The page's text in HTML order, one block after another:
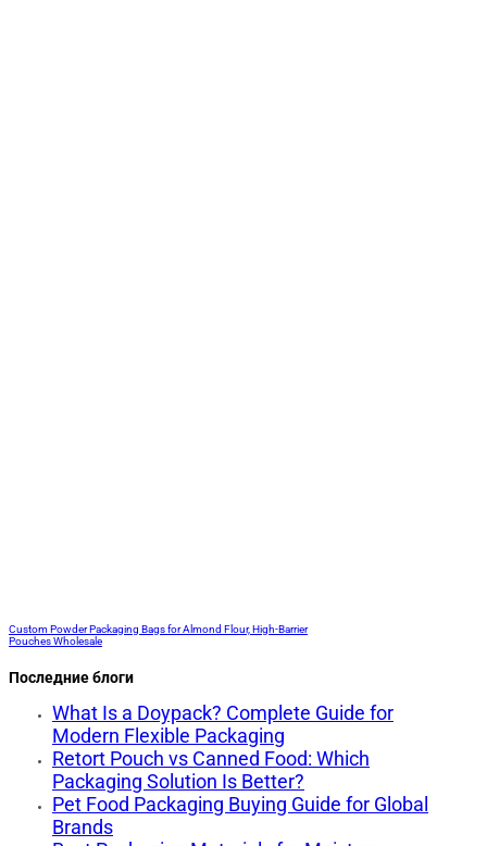
Custom Powder Packaging Bags for Almond Flour, High-Barrier
Pouches Wholesale
Последние блоги
What Is a Doypack? Complete Guide for
Modern Flexible Packaging
Retort Pouch vs Canned Food: Which
Packaging Solution Is Better?
Pet Food Packaging Buying Guide for Global
Brands